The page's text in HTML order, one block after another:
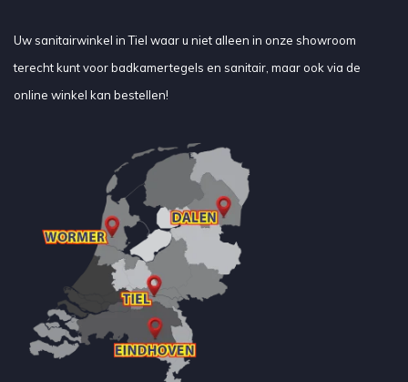
Uw sanitairwinkel in Tiel waar u niet alleen in onze showroom
terecht kunt voor badkamertegels en sanitair, maar ook via de
online winkel kan bestellen!